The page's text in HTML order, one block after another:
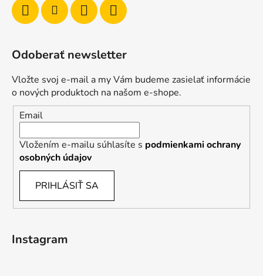
Odoberať newsletter
Vložte svoj e-mail a my Vám budeme zasielať informácie
o nových produktoch na našom e-shope.
Email
Vložením e-mailu súhlasíte s podmienkami ochrany
osobných údajov
PRIHLÁSIŤ SA
Instagram